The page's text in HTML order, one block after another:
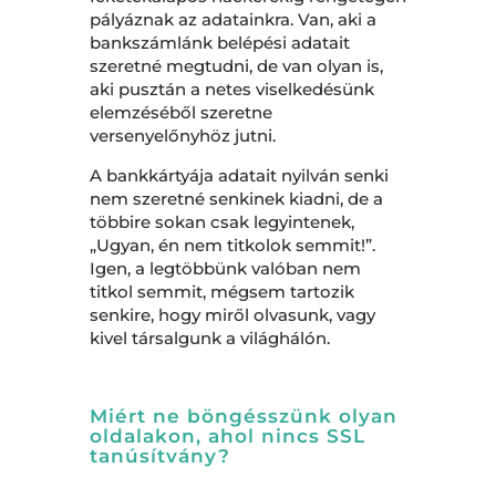
pályáznak az adatainkra. Van, aki a
bankszámlánk belépési adatait
szeretné megtudni, de van olyan is,
aki pusztán a netes viselkedésünk
elemzéséből szeretne
versenyelőnyhöz jutni.
A bankkártyája adatait nyilván senki
nem szeretné senkinek kiadni, de a
többire sokan csak legyintenek,
„Ugyan, én nem titkolok semmit!”.
Igen, a legtöbbünk valóban nem
titkol semmit, mégsem tartozik
senkire, hogy miről olvasunk, vagy
kivel társalgunk a világhálón.
Miért ne böngésszünk olyan
oldalakon, ahol nincs SSL
tanúsítvány?